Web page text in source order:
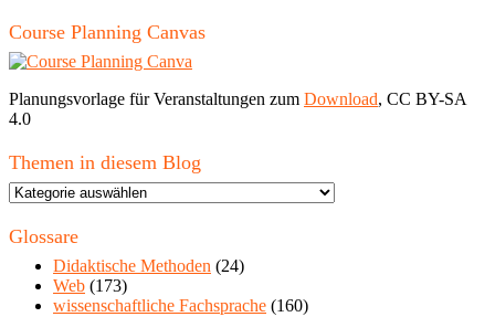
Course Planning Canvas
Planungsvorlage für Veranstaltungen zum Download, CC BY-SA
4.0
Themen in diesem Blog
Themen
diesem
Glossare
Didaktische Methoden (24)
Web (173)
wissenschaftliche Fachsprache (160)